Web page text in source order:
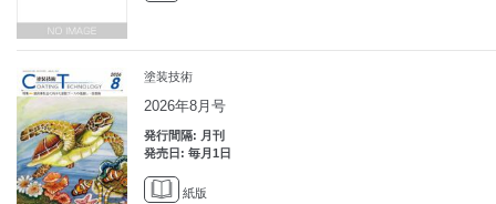
塗装技術
2026年8月号
発行間隔: 月刊
発売日: 毎月1日
紙版